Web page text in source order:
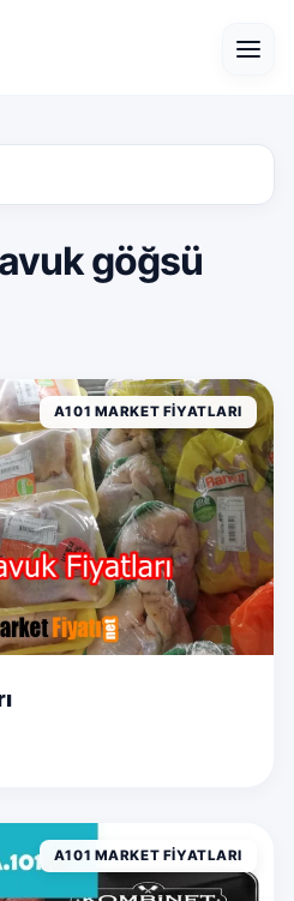
göğsü
A101 MARKET FIYATLARI
A101 MARKET FIYATLARI